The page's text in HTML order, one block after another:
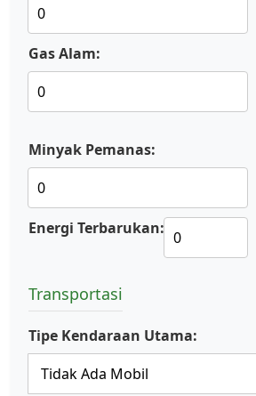
Gas Alam:
Minyak Pemanas:
Energi Terbarukan:
Transportasi
Tipe Kendaraan Utama: